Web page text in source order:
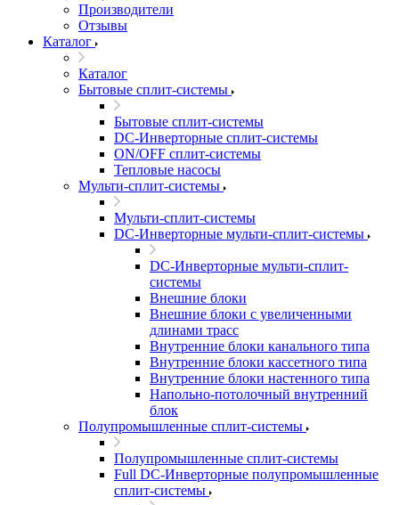
Производители
Отзывы
Каталог
Каталог
Бытовые сплит-системы
Бытовые сплит-системы
DC-Инверторные сплит-системы
ON/OFF сплит-системы
Тепловые насосы
Мульти-сплит-системы
Мульти-сплит-системы
DC-Инверторные мульти-сплит-системы
DC-Инверторные мульти-сплит-
системы
Внешние блоки
Внешние блоки с увеличенными
длинами трасс
Внутренние блоки канального типа
Внутренние блоки кассетного типа
Внутренние блоки настенного типа
Напольно-потолочный внутренний
блок
Полупромышленные сплит-системы
Полупромышленные сплит-системы
Full DC-Инверторные полупромышленные
сплит-системы